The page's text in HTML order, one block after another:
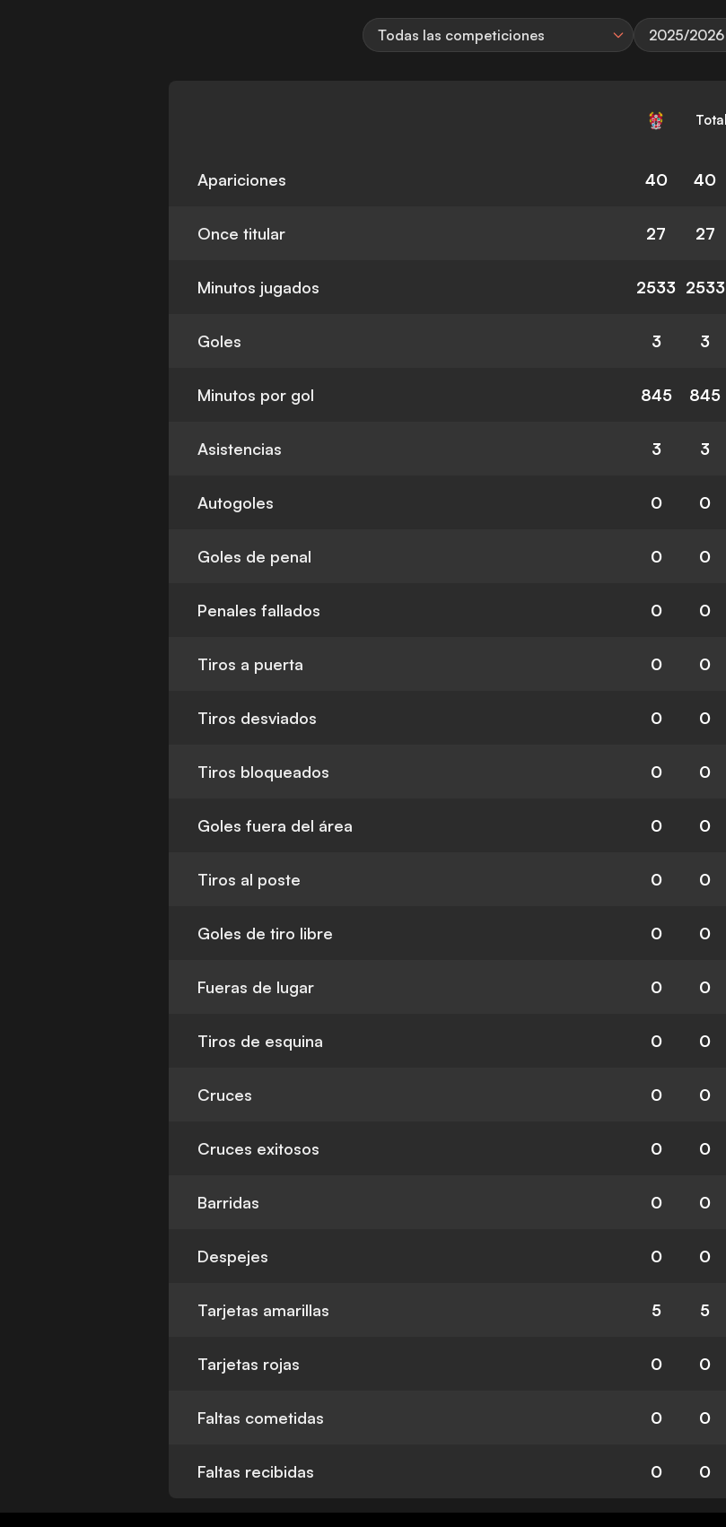
Todas las competiciones 2025/2026
Total
Apariciones 40 40
Once titular 27 27
Minutos jugados 2533 2533
Goles 3 3
Minutos por gol 845 845
Asistencias 3 3
Autogoles 0 0
Goles de penal 0 0
Penales fallados 0 0
Tiros a puerta 0 0
Tiros desviados 0 0
Tiros bloqueados 0 0
Goles fuera del área 0 0
Tiros al poste 0 0
Goles de tiro libre 0 0
Fueras de lugar 0 0
Tiros de esquina 0 0
Cruces 0 0
Cruces exitosos 0 0
Barridas 0 0
Despejes 0 0
Tarjetas amarillas 5 5
Tarjetas rojas 0 0
Faltas cometidas 0 0
Faltas recibidas 0 0